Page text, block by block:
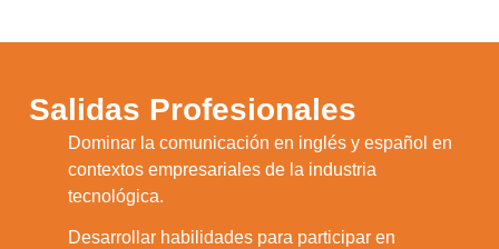
Salidas Profesionales
Dominar la comunicación en inglés y español en
contextos empresariales de la industria
tecnológica.
Desarrollar habilidades para participar en
Aceptar
Rechazar
Configurar